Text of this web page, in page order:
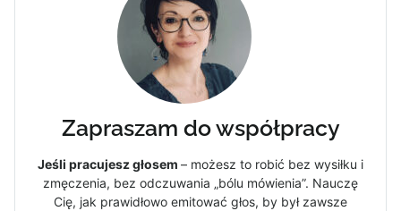
Zapraszam do współpracy
Jeśli pracujesz głosem – możesz to robić bez wysiłku i
zmęczenia, bez odczuwania „bólu mówienia”. Nauczę
Cię, jak prawidłowo emitować głos, by był zawsze